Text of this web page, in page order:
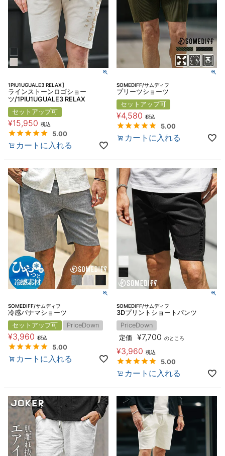
1PIU1UGUALE3 RELAX】
ラインストーンロゴショー
ツ/1PIU1UGUALE3 RELAX
セットアップ可
¥15,950 税込
5.00
カートに入れる
SOMEDIFF/サムディフ
プリーツショーツ
セットアップ可
¥4,580 税込
5.00
カートに入れる
SOMEDIFF/サムディフ
冷感パナマショーツ
セットアップ可
PriceDown
¥3,960 税込
5.00
カートに入れる
SOMEDIFF/サムディフ
3Dプリントショートパンツ
PriceDown
定価
¥7,700 のところ
¥3,960 税込
5.00
カートに入れる